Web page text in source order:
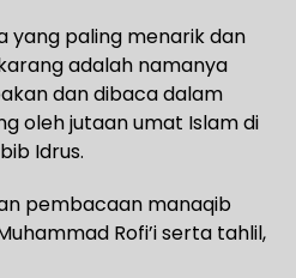
yang paling menarik dan
adalah namanya
dan dibaca dalam
oleh jutaan umat Islam di
Idrus.
pembacaan manaqib
Rofi’i serta tahlil,